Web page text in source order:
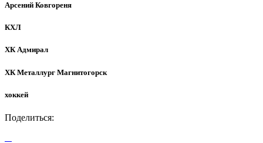
Арсений Ковгореня
КХЛ
ХК Адмирал
ХК Металлург Магнитогорск
хоккей
Поделиться: